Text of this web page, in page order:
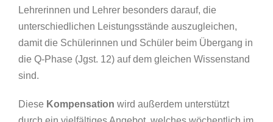
Lehrerinnen und Lehrer besonders darauf, die
unterschiedlichen Leistungsstände auszugleichen,
damit die Schülerinnen und Schüler beim Übergang in
die Q-Phase (Jgst. 12) auf dem gleichen Wissenstand
sind.
Diese Kompensation wird außerdem unterstützt